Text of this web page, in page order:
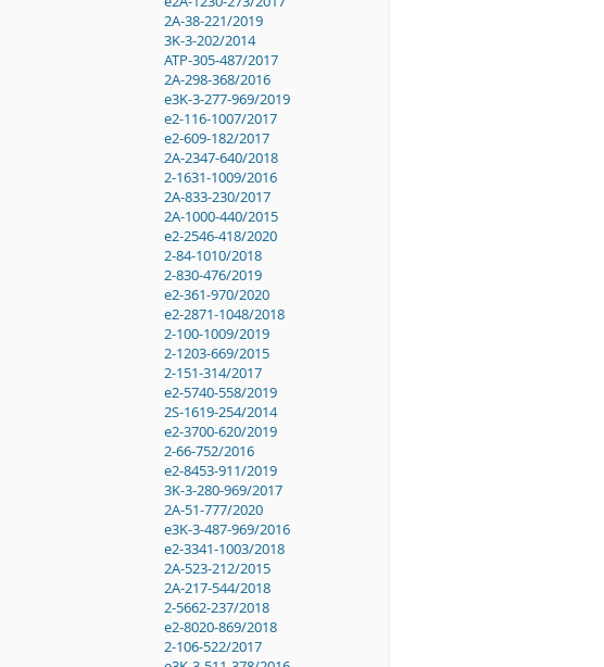
2A-38-221/2019
3K-3-202/2014
ATP-305-487/2017
2A-298-368/2016
e3K-3-277-969/2019
e2-116-1007/2017
e2-609-182/2017
2A-2347-640/2018
2-1631-1009/2016
2A-833-230/2017
2A-1000-440/2015
e2-2546-418/2020
2-84-1010/2018
2-830-476/2019
e2-361-970/2020
e2-2871-1048/2018
2-100-1009/2019
2-1203-669/2015
2-151-314/2017
e2-5740-558/2019
2S-1619-254/2014
e2-3700-620/2019
2-66-752/2016
e2-8453-911/2019
3K-3-280-969/2017
2A-51-777/2020
e3K-3-487-969/2016
e2-3341-1003/2018
2A-523-212/2015
2A-217-544/2018
2-5662-237/2018
e2-8020-869/2018
2-106-522/2017